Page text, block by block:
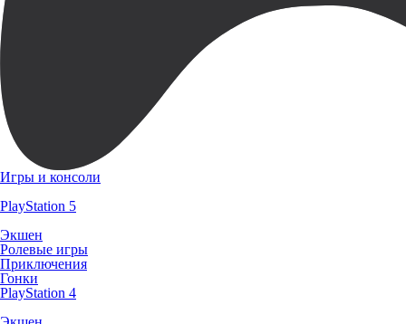
Игры и консоли
PlayStation 5
Экшен
Ролевые игры
Приключения
Гонки
PlayStation 4